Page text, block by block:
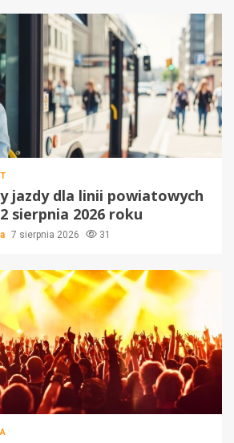
jazdy dla linii powiatowych
sierpnia 2026 roku
7 sierpnia 2026 31